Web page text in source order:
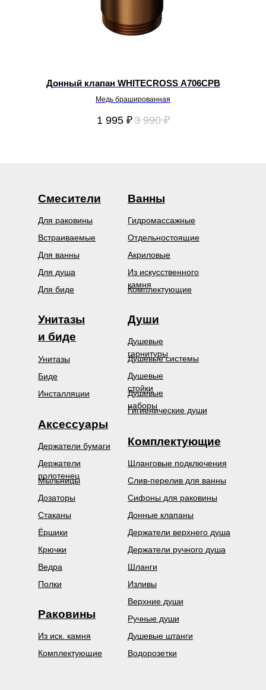
Донный клапан WHITECROSS A706CPB
Медь брашированная
1 995 ₽3 990 ₽
Смесители
Души
Душевые
гарнитуры
Душевые системы
Гигиенические души
Аксессуары
Держатели бумаги
Держатели
полотенец
Мыльницы
Раковины
Из иск. камня
Комплектующие
Встраиваемые
Для биде
Для ванны
Для душа
Для раковины
Ванны
Из искусственного
камня
Комплектующие
Шланговые подключения
Слив-перелив для ванны
Сифоны для раковины
Донные клапаны
Душевые
стойки
Душевые
наборы
Дозаторы
Держатели верхнего душа
Гидромассажные
Акриловые
Отдельностоящие
Комплектующие
Инсталляции
Биде
Унитазы
Унитазы
и биде
Стаканы
Ёршики
Крючки
Ведра
Полки
Держатели ручного душа
Шланги
Изливы
Верхние души
Ручные души
Душевые штанги
Водорозетки